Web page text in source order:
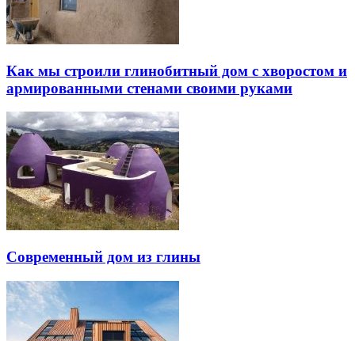
Как мы строили глинобитный дом с хворостом и
армированными стенами своими руками
Современный дом из глины